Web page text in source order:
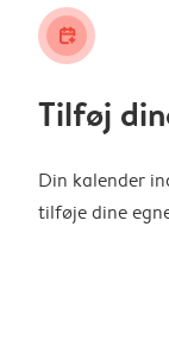
calendar_plus
Tilføj
Din kalender
tilføje dine